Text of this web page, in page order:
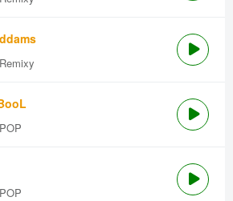
Remixy
POP
POP